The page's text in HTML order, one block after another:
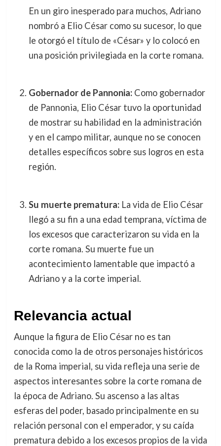
En un giro inesperado para muchos, Adriano
nombró a Elio César como su sucesor, lo que
le otorgó el título de «César» y lo colocó en
una posición privilegiada en la corte romana.
Gobernador de Pannonia:Como gobernador
de Pannonia, Elio César tuvo la oportunidad
de mostrar su habilidad en la administración
y en el campo militar, aunque no se conocen
detalles específicos sobre sus logros en esta
región.
Su muerte prematura:La vida de Elio César
llegó a su fin a una edad temprana, víctima de
los excesos que caracterizaron su vida en la
corte romana. Su muerte fue un
acontecimiento lamentable que impactó a
Adriano y a la corte imperial.
Relevancia actual
Aunque la figura de Elio César no es tan
conocida como la de otros personajes históricos
de la Roma imperial, su vida refleja una serie de
aspectos interesantes sobre la corte romana de
la época de Adriano. Su ascenso a las altas
esferas del poder, basado principalmente en su
relación personal con el emperador, y su caída
prematura debido a los excesos propios de la vida